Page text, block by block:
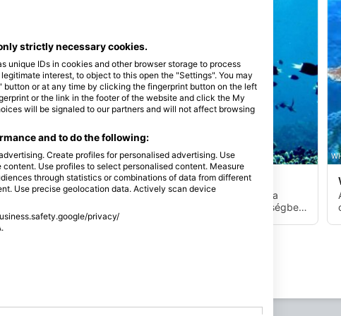
a
WHITETIP MARINE ADVENTURES PTE LTD, 0000 Nadi
Coral Garden Fiji(★4.8)
Negyvenöt percre Port Denarua-tól. Két perc a
Namotu sziget keleti oldalán. 8 méteres mélységben
jól védett és védett horgonyzóhely.
strictly necessary cookies.
unique IDs in cookies and other browser storage to process
interest, to object to this open the "Settings". You may
or at any time by clicking the fingerprint button on the left
or the link in the footer of the website and click the My
will be signaled to our partners and will not affect browsing
and to do the following:
Create profiles for personalised advertising. Use
Use profiles to select personalised content. Measure
through statistics or combinations of data from different
Use precise geolocation data. Actively scan device
privacy/